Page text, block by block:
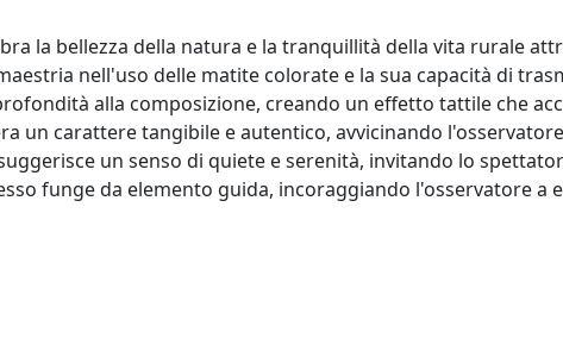
la bellezza della natura e la tranquillità della vita rurale
nell'uso delle matite colorate e la sua capacità di
alla composizione, creando un effetto tattile che
un carattere tangibile e autentico, avvicinando
un senso di quiete e serenità, invitando lo
funge da elemento guida, incoraggiando l'osservatore a